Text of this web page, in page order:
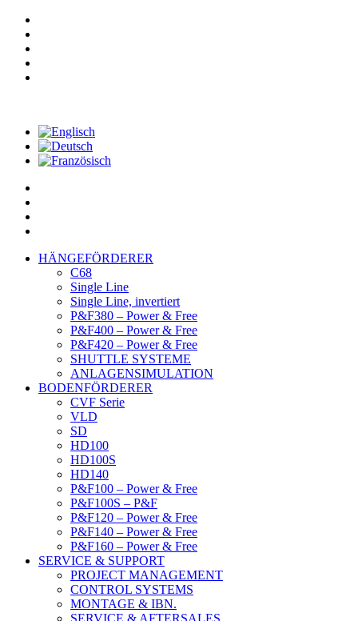
HÄNGEFÖRDERER
C68
Single Line
Single Line, invertiert
P&F380 – Power & Free
P&F400 – Power & Free
P&F420 – Power & Free
SHUTTLE SYSTEME
ANLAGENSIMULATION
BODENFÖRDERER
CVF Serie
VLD
SD
HD100
HD100S
HD140
P&F100 – Power & Free
P&F100S – P&F
P&F120 – Power & Free
P&F140 – Power & Free
P&F160 – Power & Free
SERVICE & SUPPORT
PROJECT MANAGEMENT
CONTROL SYSTEMS
MONTAGE & IBN.
SERVICE & AFTERSALES